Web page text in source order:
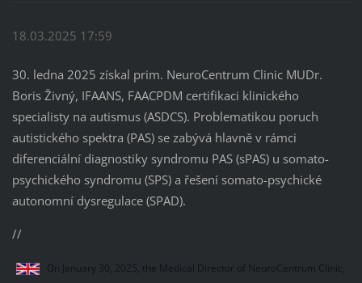
18.03.2025 17:59
30. ledna 2025 získal prim. NeuroCentrum Clinic MUDr.
Boris Živný, IFAANS, FAACPDM certifikaci klinického
specialisty na autismus (ASDCS). Problematikou poruch
autistického spektra (PAS) se zabývá hlavně v rámci
diferenciální diagnostiky syndromu PAS (sPAS) u somato-
psychického syndromu (SPS) a řešení somato-psychické
autonomní dysregulace (SPAD).
//
On January 30, 2025, the Medical Director of NeuroCentrum Clinic,